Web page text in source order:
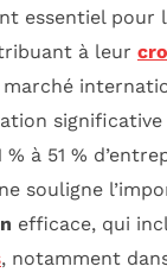
essentiel pour
à leur
à 51 %
souligne
efficace, qui
, notamment